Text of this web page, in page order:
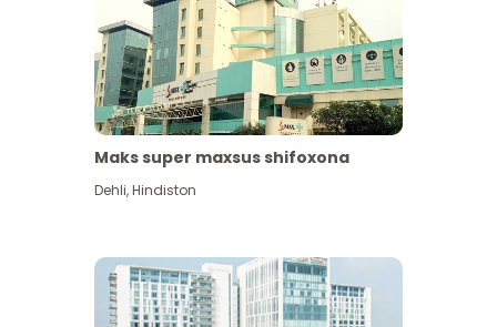
Maks super maxsus shifoxona
Dehli,Hindiston